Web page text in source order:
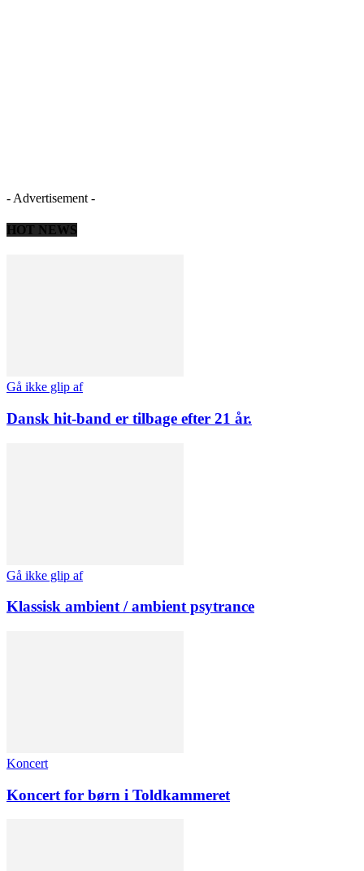
- Advertisement -
HOT NEWS
Gå ikke glip af
Dansk hit-band er tilbage efter 21 år.
Gå ikke glip af
Klassisk ambient / ambient psytrance
Koncert
Koncert for børn i Toldkammeret